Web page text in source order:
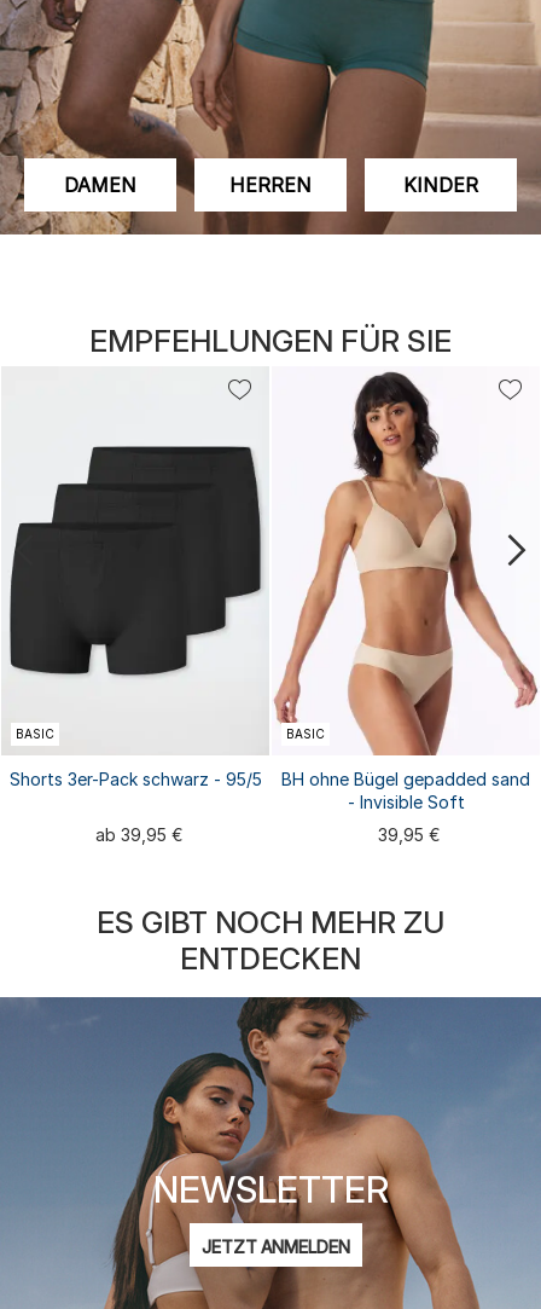
DAMEN HERREN KINDER
EMPFEHLUNGEN FÜR SIE
BASIC
Shorts 3er-Pack schwarz - 95/5
ab 39,95 €
BASIC
BH ohne Bügel gepadded sand
- Invisible Soft
39,95 €
ES GIBT NOCH MEHR ZU
ENTDECKEN
NEWSLETTER
E-
Mail-
JETZT ANMELDEN
Ich bin interessiert an: